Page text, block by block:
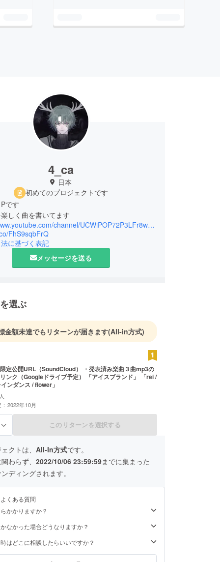
4_ca
日本
初めてのプロジェクトです
です
しく曲を書いてます
https://www.youtube.com/channel/UCWiPOP72P3LFr8wi9YARIcQ
FhS9sqbFrQ
に基づく表記
メッセージを送る
選ぶ
金額未達でもリターンが届きます(All-in方式)
定公開URL（SoundCloud） ・発表済み楽曲３曲mp3の
ンク（Googleドライブ予定） 「アイスブランド」 「rei /
ンダンス / flower」
2022年10月
このリターンを選択する
クトは、 All-In方式です。
わらず、 2022/10/06 23:59:59までに集まった
ディングされます。
くある質問
かかりますか？
なかった場合どうなりますか？
はどこに相談したらいいですか？